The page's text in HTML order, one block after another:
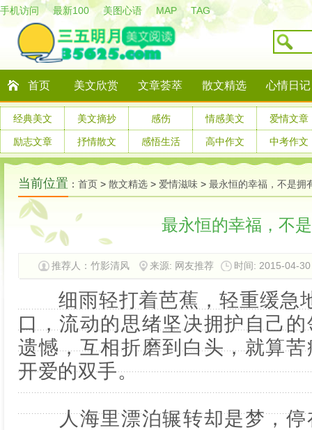
手机访问 最新100 美图心语 MAP TAG
首页 美文欣赏 文章荟萃 散文精选 心情日记
经典美文 美文摘抄 感伤 情感美文 爱情文章
励志文章 抒情散文 感悟生活 高中作文 中考作文
当前位置 ： 首页 > 散文精选 > 爱情滋味 > 最永恒的幸福，不是拥
最永恒的幸福，不
推荐人：竹影清风 来源: 网友推荐 时间: 2015-04-
细雨轻打着芭蕉，轻重缓急
口，流动的思绪坚决拥护自己
遗憾，互相折磨到白头，就算
开爱的双手。
人海里漂泊辗转却是梦，停